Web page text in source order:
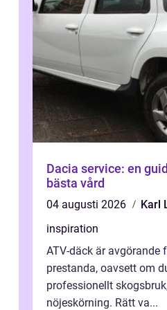
Dacia service: en
bästa vård
04 augusti 2026
Karl
inspiration
ATV-däck är
prestanda, oavsett om
professionellt
nöjeskörning. Rätt va...